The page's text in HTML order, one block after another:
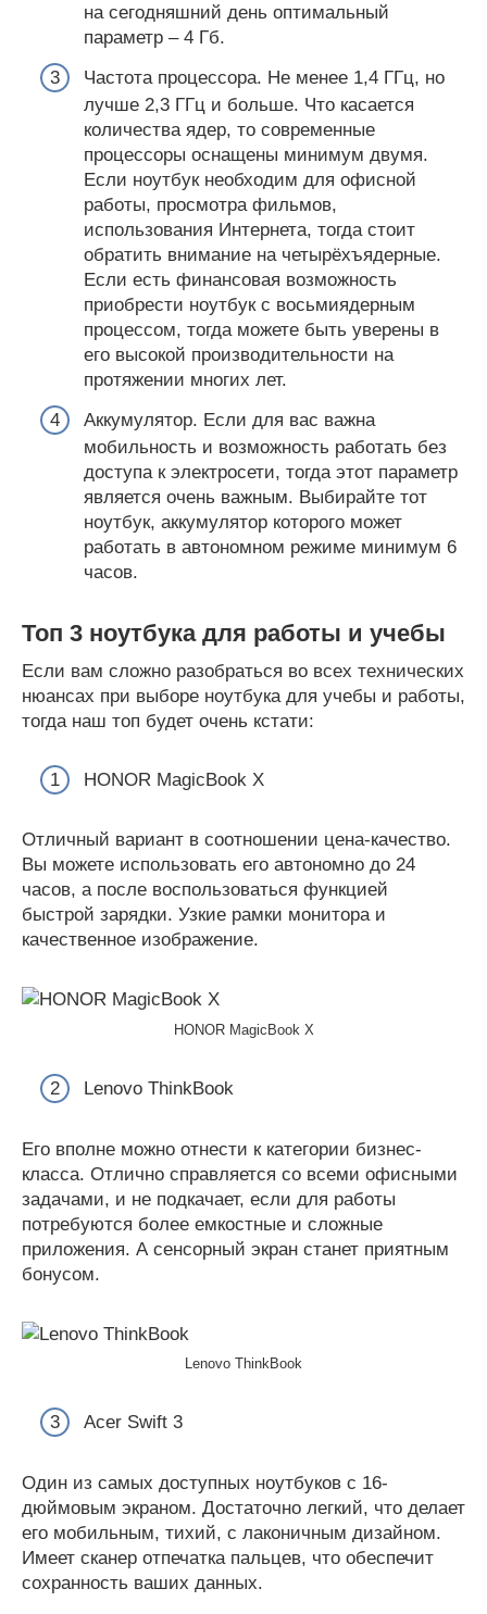
на сегодняшний день оптимальный
параметр – 4 Гб.
Частота процессора. Не менее 1,4 ГГц, но
лучше 2,3 ГГц и больше. Что касается
количества ядер, то современные
процессоры оснащены минимум двумя.
Если ноутбук необходим для офисной
работы, просмотра фильмов,
использования Интернета, тогда стоит
обратить внимание на четырёхъядерные.
Если есть финансовая возможность
приобрести ноутбук с восьмиядерным
процессом, тогда можете быть уверены в
его высокой производительности на
протяжении многих лет.
Аккумулятор. Если для вас важна
мобильность и возможность работать без
доступа к электросети, тогда этот параметр
является очень важным. Выбирайте тот
ноутбук, аккумулятор которого может
работать в автономном режиме минимум 6
часов.
Топ 3 ноутбука для работы и учебы
Если вам сложно разобраться во всех технических
нюансах при выборе ноутбука для учебы и работы,
тогда наш топ будет очень кстати:
HONOR MagicBook X
Отличный вариант в соотношении цена-качество.
Вы можете использовать его автономно до 24
часов, а после воспользоваться функцией
быстрой зарядки. Узкие рамки монитора и
качественное изображение.
HONOR MagicBook X
Lenovo ThinkBook
Его вполне можно отнести к категории бизнес-
класса. Отлично справляется со всеми офисными
задачами, и не подкачает, если для работы
потребуются более емкостные и сложные
приложения. А сенсорный экран станет приятным
бонусом.
Lenovo ThinkBook
Acer Swift 3
Один из самых доступных ноутбуков с 16-
дюймовым экраном. Достаточно легкий, что делает
его мобильным, тихий, с лаконичным дизайном.
Имеет сканер отпечатка пальцев, что обеспечит
сохранность ваших данных.